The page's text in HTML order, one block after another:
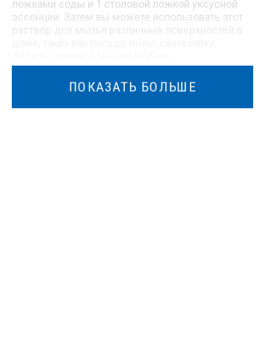
ложками соды и 1 столовой ложкой уксусной
эссенции. Затем вы можете использовать этот
Если вы хотите очистить большие поверхности,
можно использовать тряпку или губку,
смоченную в растворе. Если вам нужно
ПОКАЗАТЬ БОЛЬШЕ